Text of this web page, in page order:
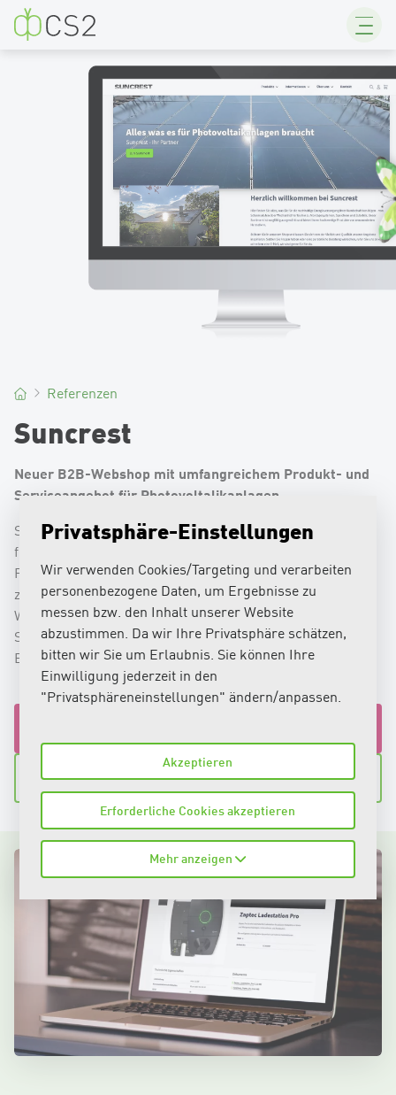
Privatsphäre-Einstellungen
Wir verwenden Cookies/Targeting und verarbeiten
personenbezogene Daten, um Ergebnisse zu
messen bzw. den Inhalt unserer Website
abzustimmen. Da wir Ihre Privatsphäre schätzen,
bitten wir Sie um Erlaubnis. Sie können Ihre
Einwilligung jederzeit in den
"Privatsphäreneinstellungen" ändern/anpassen.
Akzeptieren
Erforderliche Cookies akzeptieren
Mehr anzeigen
CS2
Suncrest
Neuer B2B-Webshop mit umfangreichem Produkt- und
Serviceangebot für Photovoltalikanlagen.
Suncrest steht mit über 25 Jahren Erfahrung für
fundiertes Know-how in der Planung und Installation von
Photovoltaikanlagen. Dazu gehört ein sorgfältig
zusammengestelltes Sortimentsangebot an Solarmodulen,
Wechselrichtern sowie weiteren Produkten und
Serviceleistungen rund um die nachhaltige Solar-
Energieversorung.
Suncrest-Webshop besuchen
Referenzen